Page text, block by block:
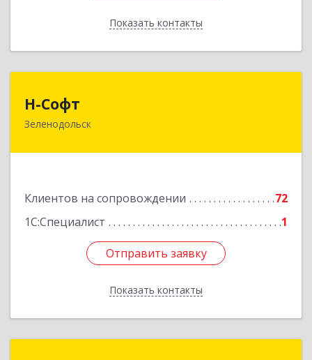
Показать контакты
Назад
Н-Софт
Зеленодольск
Клиентов на сопровождении
72
1С:Специалист
1
Отправить заявку
Показать контакты
422521, Татарстан Респ (Татарстан),
Подробнее
Отправить заявку
Назад